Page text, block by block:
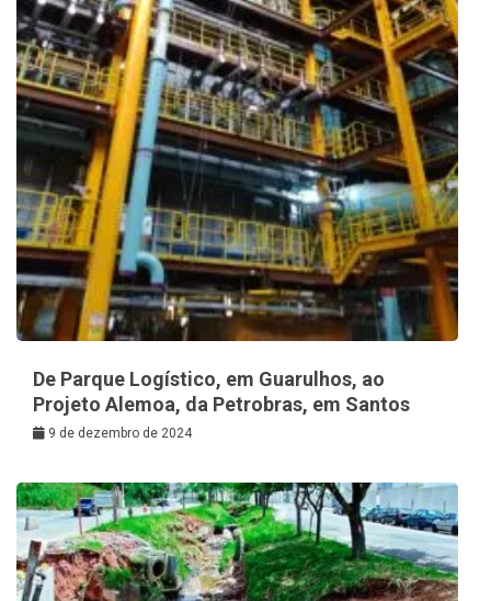
De Parque Logístico, em Guarulhos, ao
Projeto Alemoa, da Petrobras, em Santos
9 de dezembro de 2024